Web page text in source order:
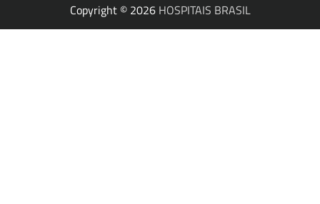
Copyright © 2026 HOSPITAIS BRASIL